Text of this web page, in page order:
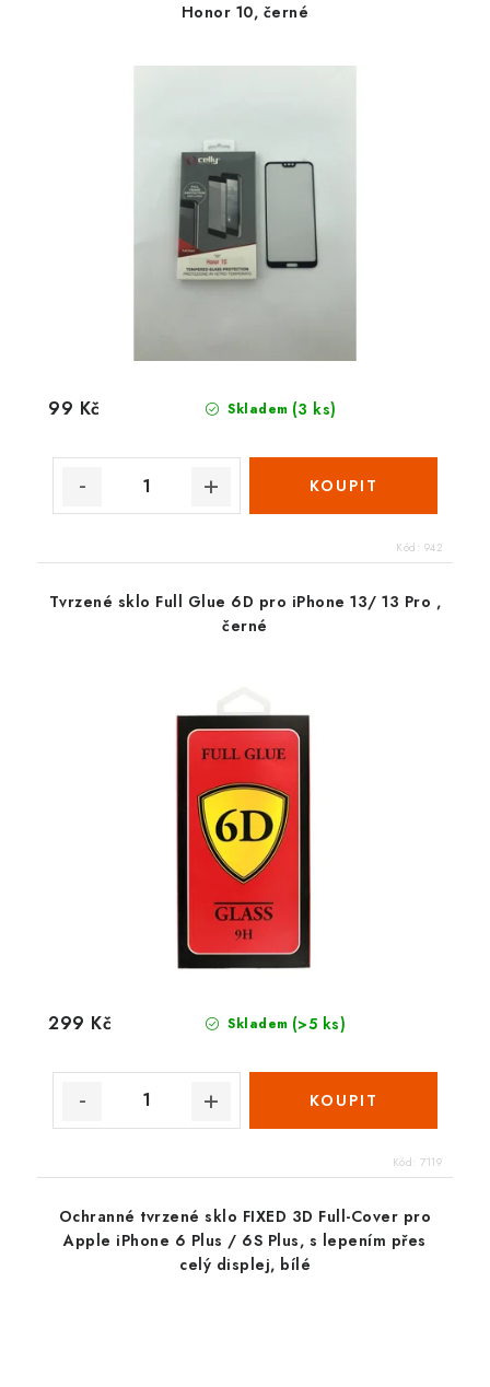
Honor 10, černé
Skladem (3 ks)
99 Kč
Kód: 942
Tvrzené sklo Full Glue 6D pro iPhone 13/ 13 Pro ,
černé
Skladem (>5 ks)
299 Kč
Kód: 7119
Ochranné tvrzené sklo FIXED 3D Full-Cover pro
Apple iPhone 6 Plus / 6S Plus, s lepením přes
celý displej, bílé